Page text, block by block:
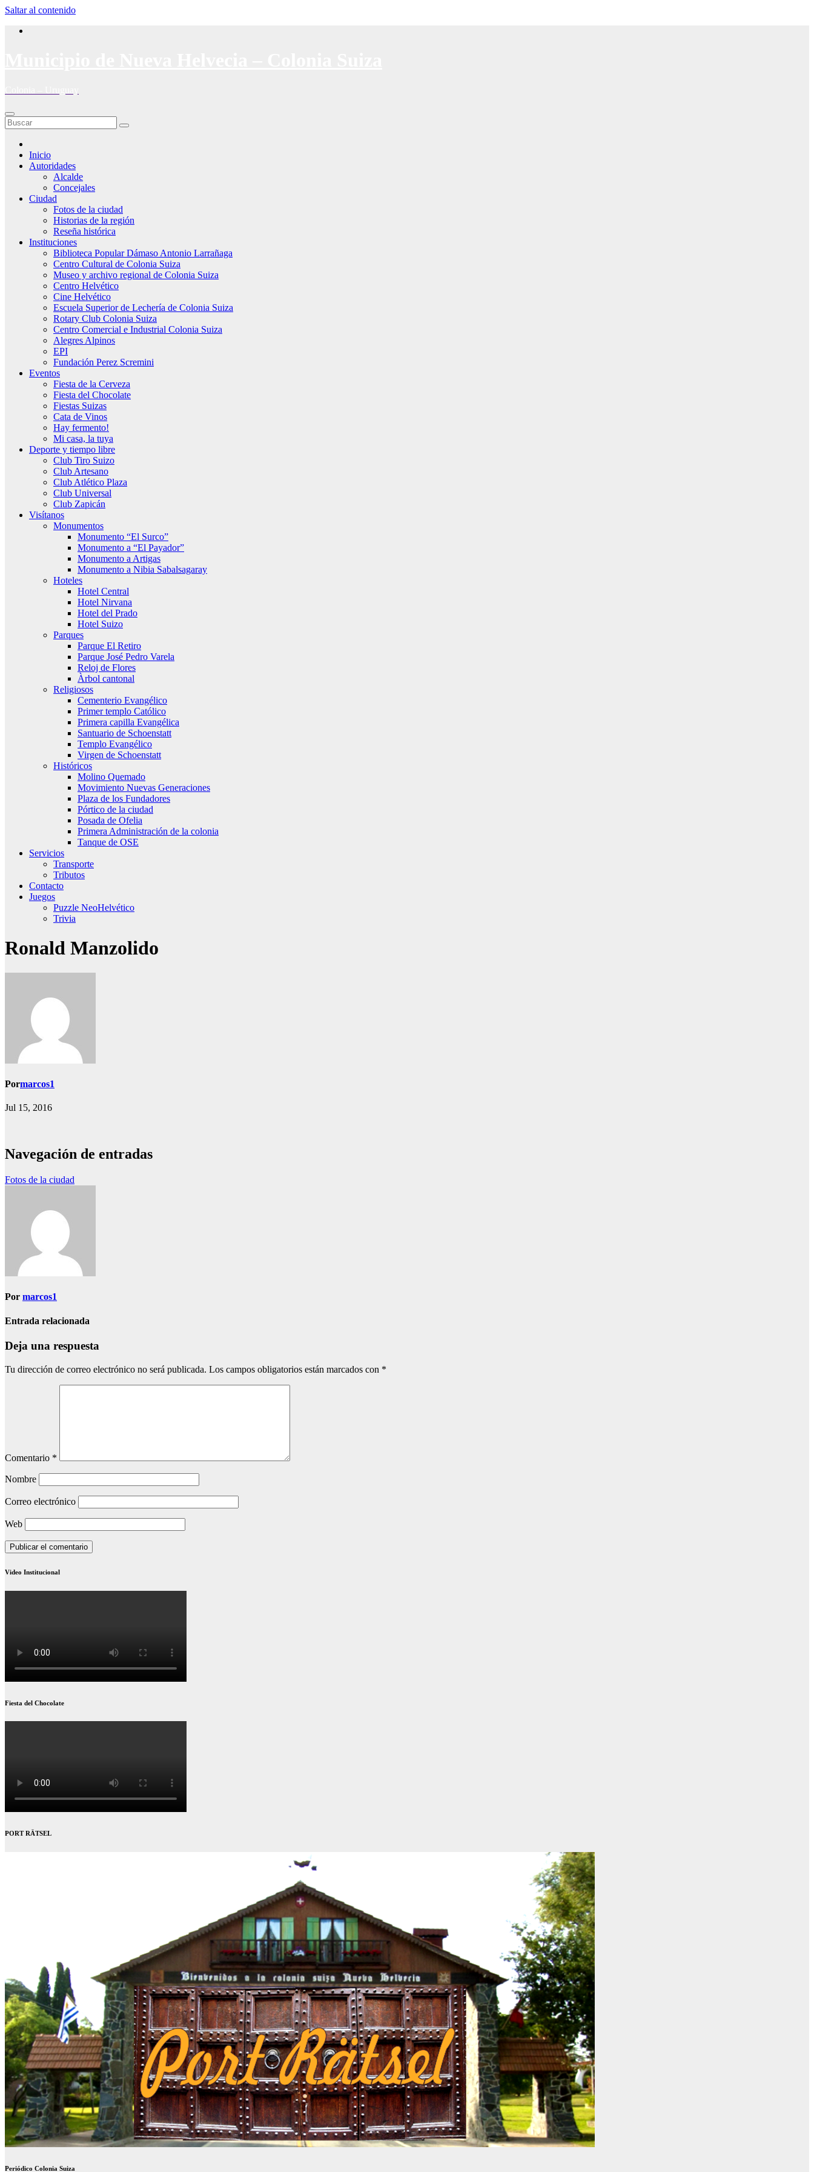
Saltar al contenido
Inicio
Autoridades
Alcalde
Concejales
Ciudad
Fotos de la ciudad
Historias de la región
Reseña histórica
Instituciones
Biblioteca Popular Dámaso Antonio Larrañaga
Centro Cultural de Colonia Suiza
Museo y archivo regional de Colonia Suiza
Centro Helvético
Cine Helvético
Escuela Superior de Lechería de Colonia Suiza
Rotary Club Colonia Suiza
Centro Comercial e Industrial Colonia Suiza
Alegres Alpinos
EPI
Fundación Perez Scremini
Eventos
Fiesta de la Cerveza
Fiesta del Chocolate
Fiestas Suizas
Cata de Vinos
Hay fermento!
Mi casa, la tuya
Deporte y tiempo libre
Club Tiro Suizo
Club Artesano
Club Atlético Plaza
Club Universal
Club Zapicán
Visítanos
Monumentos
Monumento “El Surco”
Monumento a “El Payador”
Monumento a Artigas
Monumento a Nibia Sabalsagaray
Hoteles
Hotel Central
Hotel Nirvana
Hotel del Prado
Hotel Suizo
Parques
Parque El Retiro
Parque José Pedro Varela
Reloj de Flores
Àrbol cantonal
Religiosos
Cementerio Evangélico
Primer templo Católico
Primera capilla Evangélica
Santuario de Schoenstatt
Templo Evangélico
Virgen de Schoenstatt
Históricos
Molino Quemado
Movimiento Nuevas Generaciones
Plaza de los Fundadores
Pórtico de la ciudad
Posada de Ofelia
Primera Administración de la colonia
Tanque de OSE
Servicios
Transporte
Tributos
Contacto
Juegos
Puzzle NeoHelvético
Trivia
Ronald Manzolido
Pormarcos1
Jul 15, 2016
Navegación de entradas
Fotos de la ciudad
Por marcos1
Entrada relacionada
Deja una respuesta
Tu dirección de correo electrónico no será publicada. Los campos obligatorios están marcados con *
Comentario *
Nombre
Correo electrónico
Web
Video Institucional
Fiesta del Chocolate
PORT RÄTSEL
Periódico Colonia Suiza